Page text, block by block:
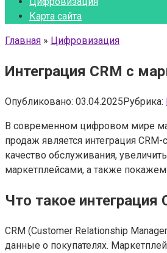
Карта сайта
Главная » Цифровизация
Интеграция CRM с
Опубликовано: 03.04.2025Рубрика:
В современном цифровом мире
продаж является интеграция
качество обслуживания,
маркетплейсами, а также
Что такое
CRM (Customer Relationship
данные о покупателях.